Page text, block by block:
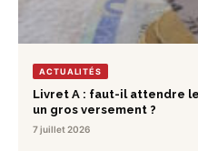
ACTUALITÉS
Livret A : faut-il attendre
un gros versement ?
7 juillet 2026